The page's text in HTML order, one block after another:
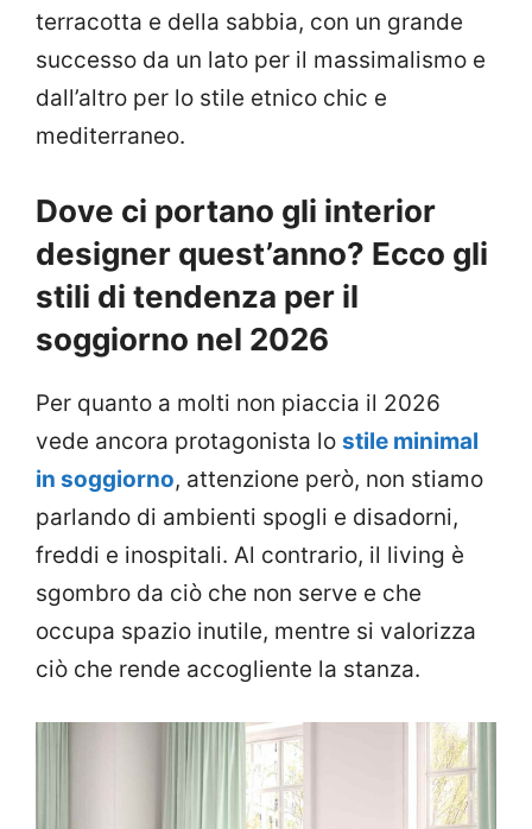
terracotta e della sabbia, con un grande
successo da un lato per il massimalismo e
dall’altro per lo stile etnico chic e
mediterraneo.
Dove ci portano gli interior
designer quest’anno? Ecco gli
stili di tendenza per il
soggiorno nel 2026
Per quanto a molti non piaccia il 2026
vede ancora protagonista lo stile minimal
in soggiorno, attenzione però, non stiamo
parlando di ambienti spogli e disadorni,
freddi e inospitali. Al contrario, il living è
sgombro da ciò che non serve e che
occupa spazio inutile, mentre si valorizza
ciò che rende accogliente la stanza.